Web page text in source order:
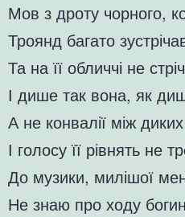
Мов з дроту чорного,
Троянд багато
Та на її обличчі не
І дише так вона, як
А не конвалії між
І голосу її рівнять не
До музики, милішої
Не знаю про ходу